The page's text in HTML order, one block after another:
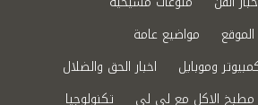
مواضيع عامة
وموبايل
اخبار الحق والضلال
مطبخ الاكل مع لى لى تكنولوجيا